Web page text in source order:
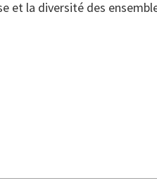
et la diversité des